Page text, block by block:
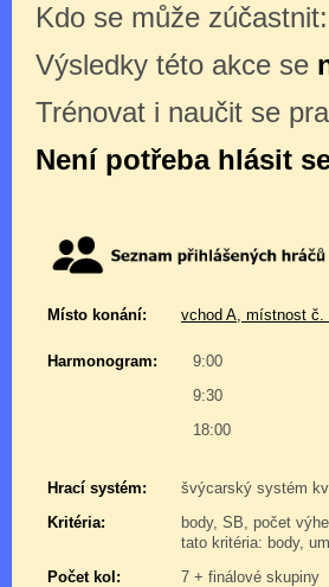
Kdo se může
Výsledky této akce se
Trénovat i naučit se
Není potřeba hlásit
Místo konání: vchod A, místnost č.
Harmonogram:
9:00
9:30
18:00
Hrací systém:
švýcarský systém
Kritéria:
body, SB, počet
tato kritéria: body,
Počet kol:
7 + finálové skupiny